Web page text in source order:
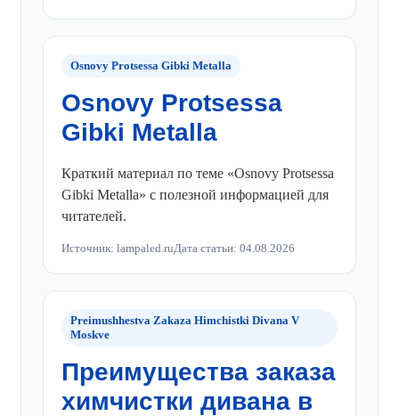
Osnovy Protsessa Gibki Metalla
Osnovy Protsessa
Gibki Metalla
Краткий материал по теме «Osnovy Protsessa
Gibki Metalla» с полезной информацией для
читателей.
Источник: lampaled.ruДата статьи: 04.08.2026
Preimushhestva Zakaza Himchistki Divana V
Moskve
Преимущества заказа
химчистки дивана в